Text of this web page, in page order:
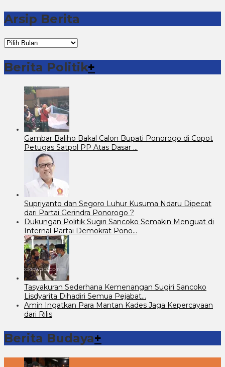
Arsip Berita
Arsip
Berita
Berita Politik+
Gambar Baliho Bakal Calon Bupati Ponorogo di Copot
Petugas Satpol PP Atas Dasar …
Supriyanto dan Segoro Luhur Kusuma Ndaru Dipecat
dari Partai Gerindra Ponorogo ?
Dukungan Politik Sugiri Sancoko Semakin Menguat di
Internal Partai Demokrat Pono…
Tasyakuran Sederhana Kemenangan Sugiri Sancoko
Lisdyarita Dihadiri Semua Pejabat…
Amin Ingatkan Para Mantan Kades Jaga Kepercayaan
dari Rilis
Berita Budaya+